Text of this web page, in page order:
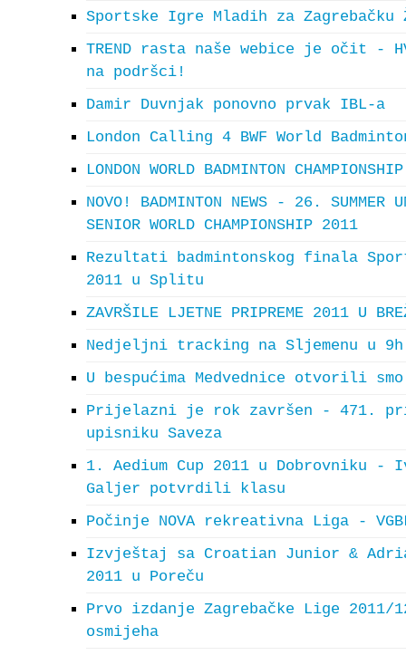
Sportske Igre Mladih za
TREND rasta naše webice je očit -
na podršci!
Damir Duvnjak ponovno prvak IBL-a
London Calling 4 BWF World
LONDON WORLD BADMINTON
NOVO! BADMINTON NEWS - 26.
SENIOR WORLD CHAMPIONSHIP 2011
Rezultati badmintonskog finala
2011 u Splitu
ZAVRŠILE LJETNE PRIPREME 2011 U
Nedjeljni tracking na Sljemenu u 9h
U bespućima Medvednice otvorili smo
Prijelazni je rok završen - 471.
upisniku Saveza
1. Aedium Cup 2011 u Dobrovniku -
Galjer potvrdili klasu
Počinje NOVA rekreativna Liga -
Izvještaj sa Croatian Junior &
2011 u Poreču
Prvo izdanje Zagrebačke Lige 2011/
osmijeha